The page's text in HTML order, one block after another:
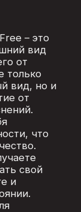
– это
вид
от
только
вид, но и
от
что
свой
и